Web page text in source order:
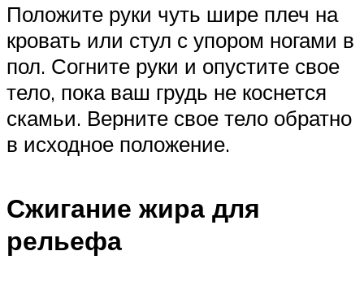
Положите руки чуть шире плеч на
кровать или стул с упором ногами в
пол. Согните руки и опустите свое
тело, пока ваш грудь не коснется
скамьи. Верните свое тело обратно
в исходное положение.
Сжигание жира для
рельефа